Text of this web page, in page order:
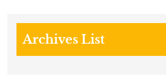
Archives List